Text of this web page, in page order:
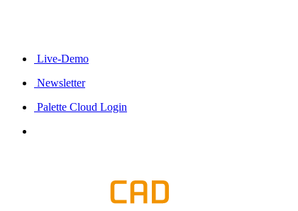
Live-Demo
Newsletter
Palette Cloud Login